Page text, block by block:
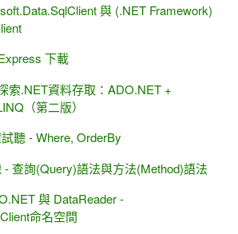
與 (.NET Framework)
下載
索.NET資料存取：ADO.NET +
（第二版）
聽 - Where, OrderBy
查詢(Query)語法與方法(Method)語法
與 DataReader -
命名空間